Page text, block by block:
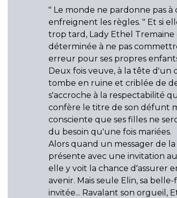
" Le monde ne pardonne pas à
enfreignent les règles. " Et si
trop tard, Lady Ethel Tremaine
déterminée à ne pas
erreur pour ses propres
Deux fois veuve, à la tête d'un
tombe en ruine et criblée de
s'accroche à la respectabilité
confère le titre de son défunt
consciente que ses filles ne
du besoin qu'une fois mariées.
Alors quand un messager de la
présente avec une invitation
elle y voit la chance d'assurer
avenir. Mais seule Elin, sa
invitée... Ravalant son orgueil,